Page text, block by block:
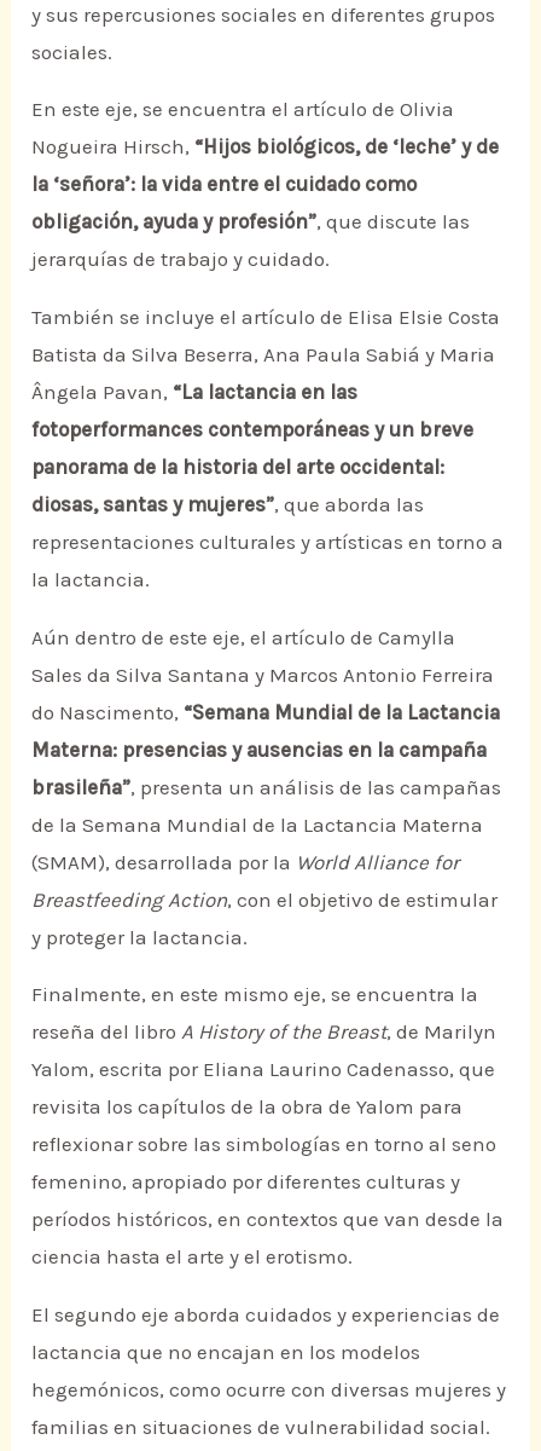
y sus repercusiones sociales en diferentes grupos
sociales.
En este eje, se encuentra el artículo de Olivia
Nogueira Hirsch, “Hijos biológicos, de ‘leche’ y de
la ‘señora’: la vida entre el cuidado como
obligación, ayuda y profesión”, que discute las
jerarquías de trabajo y cuidado.
También se incluye el artículo de Elisa Elsie Costa
Batista da Silva Beserra, Ana Paula Sabiá y Maria
Ângela Pavan, “La lactancia en las
fotoperformances contemporáneas y un breve
panorama de la historia del arte occidental:
diosas, santas y mujeres”, que aborda las
representaciones culturales y artísticas en torno a
la lactancia.
Aún dentro de este eje, el artículo de Camylla
Sales da Silva Santana y Marcos Antonio Ferreira
do Nascimento, “Semana Mundial de la Lactancia
Materna: presencias y ausencias en la campaña
brasileña”, presenta un análisis de las campañas
de la Semana Mundial de la Lactancia Materna
(SMAM), desarrollada por la World Alliance for
Breastfeeding Action, con el objetivo de estimular
y proteger la lactancia.
Finalmente, en este mismo eje, se encuentra la
reseña del libroA History of the Breast, de Marilyn
Yalom, escrita por Eliana Laurino Cadenasso, que
revisita los capítulos de la obra de Yalom para
reflexionar sobre las simbologías en torno al seno
femenino, apropiado por diferentes culturas y
períodos históricos, en contextos que van desde la
ciencia hasta el arte y el erotismo.
El segundo eje aborda cuidados y experiencias de
lactancia que no encajan en los modelos
hegemónicos, como ocurre con diversas mujeres y
familias en situaciones de vulnerabilidad social.